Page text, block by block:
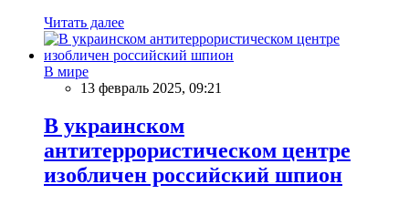
Читать далее
В мире
13 февраль 2025, 09:21
В украинском
антитеррористическом центре
изобличен российский шпион